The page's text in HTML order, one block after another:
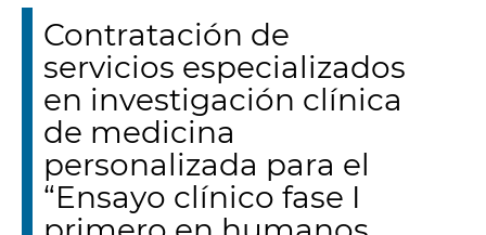
Contratación de
servicios especializados
en investigación clínica
de medicina
personalizada para el
“Ensayo clínico fase I